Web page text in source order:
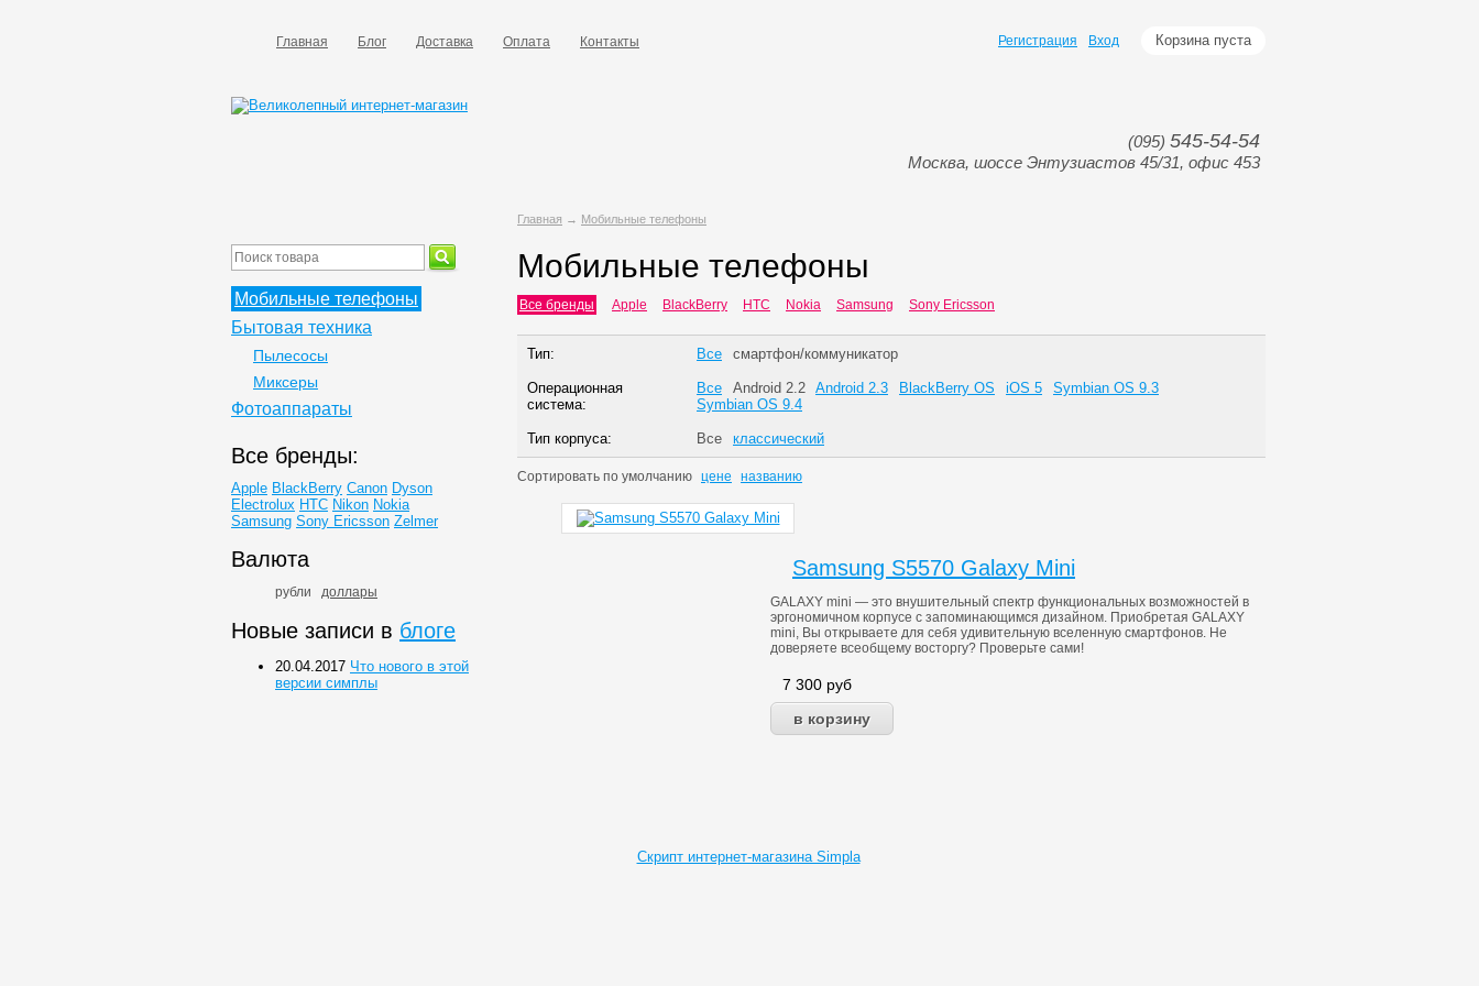
Главная Блог Доставка Оплата Контакты Корзина пуста
Регистрация Вход
(095) 545-54-54
Москва, шоссе Энтузиастов 45/31, офис 453
Главная → Мобильные телефоны
Мобильные телефоны
Все бренды Apple BlackBerry HTC Nokia Samsung Sony Ericsson
Тип: Все смартфон/коммуникатор
Операционная
система:
Все Android 2.2 Android 2.3 BlackBerry OS iOS 5
Symbian OS 9.3
Symbian OS 9.4
Тип корпуса: Все классический
Сортировать по умолчанию цене названию
Samsung S5570 Galaxy Mini
GALAXY mini — это внушительный спектр функциональных возможностей в
эргономичном корпусе с запоминающимся дизайном. Приобретая GALAXY
mini, Вы открываете для себя удивительную вселенную смартфонов. Не
доверяете всеобщему восторгу? Проверьте сами!
7 300 руб
Мобильные телефоны
Бытовая техника
Пылесосы
Миксеры
Фотоаппараты
Все бренды:
Apple BlackBerry Canon Dyson
Electrolux HTC Nikon Nokia
Samsung Sony Ericsson Zelmer
Валюта
рубли доллары
Новые записи в блоге
20.04.2017 Что нового в этой
версии симплы
Скрипт интернет-магазина Simpla